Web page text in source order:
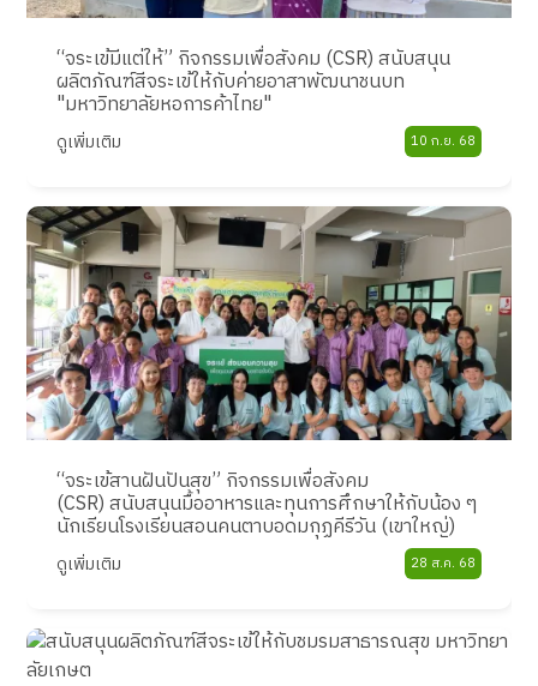
“จระเข้มีแต่ให้” กิจกรรมเพื่อสังคม (CSR) สนับสนุน
ผลิตภัณฑ์สีจระเข้ให้กับค่ายอาสาพัฒนาชนบท
"มหาวิทยาลัยหอการค้าไทย"
ดูเพิ่มเติม 10 ก.ย. 68
“จระเข้สานฝันปันสุข” กิจกรรมเพื่อสังคม
(CSR) สนับสนุนมื้ออาหารและทุนการศึกษาให้กับน้อง ๆ
นักเรียนโรงเรียนสอนคนตาบอดมกุฏคีรีวัน (เขาใหญ่)
ดูเพิ่มเติม 28 ส.ค. 68